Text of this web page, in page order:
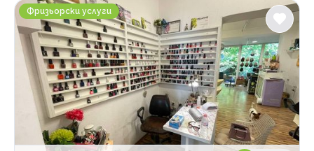
Студио за красота Бранков
Фризьорски услуги